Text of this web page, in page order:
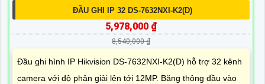
ĐẦU GHI IP 32 DS-7632NXI-K2(D)
5,978,000 ₫
8,540,000 ₫
Đầu ghi hình IP Hikvision DS-7632NXI-K2(D) hỗ trợ 32 kênh
camera với độ phân giải lên tới 12MP. Băng thông đầu vào